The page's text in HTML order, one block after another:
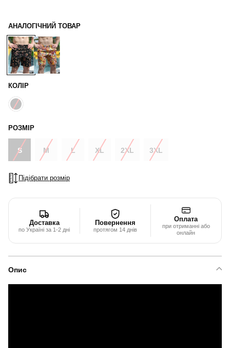
АНАЛОГІЧНИЙ ТОВАР
КОЛІР
РОЗМІР
S M L XL 2XL 3XL
Підібрати розмір
Доставка
по Україні за 1-2 дні
Повернення
протягом 14 днів
Оплата
при отриманні або
онлайн
Опис